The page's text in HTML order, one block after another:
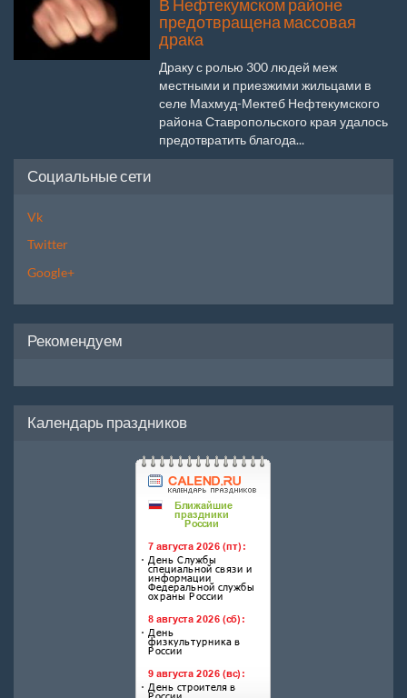
В Нефтекумском районе
предотвращена массовая
драка
Драку с ролью 300 людей меж
местными и приезжими жильцами в
селе Махмуд-Мектеб Нефтекумского
района Ставропольского края удалось
предотвратить благода...
Социальные сети
Vk
Twitter
Google+
Рекомендуем
Календарь праздников